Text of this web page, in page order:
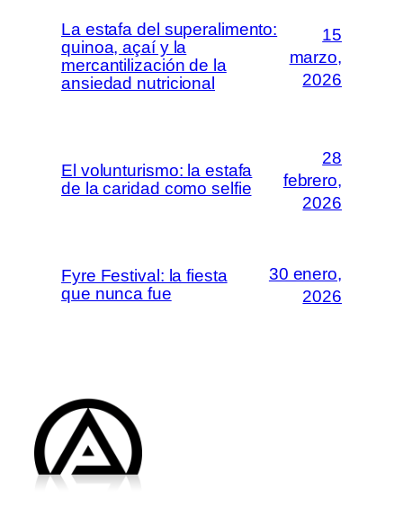
La estafa del superalimento:
quinoa, açaí y la
mercantilización de la
ansiedad nutricional
15
marzo,
2026
El volunturismo: la estafa
de la caridad como selfie
28
febrero,
2026
Fyre Festival: la fiesta
que nunca fue
30 enero,
2026